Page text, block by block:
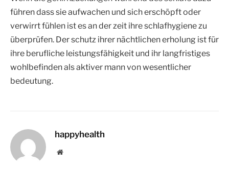
führen dass sie aufwachen und sich erschöpft oder
verwirrt fühlen ist es an der zeit ihre schlafhygiene zu
überprüfen. Der schutz ihrer nächtlichen erholung ist für
ihre berufliche leistungsfähigkeit und ihr langfristiges
wohlbefinden als aktiver mann von wesentlicher
bedeutung.
happyhealth
Website